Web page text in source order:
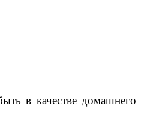
в качестве домашнего